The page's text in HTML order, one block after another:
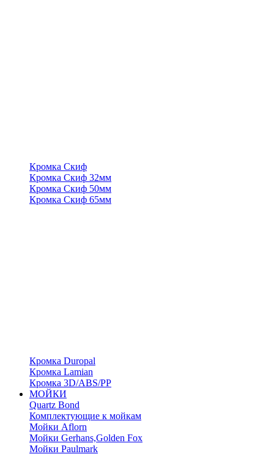
Кромка Скиф
Кромка Скиф 32мм
Кромка Скиф 50мм
Кромка Скиф 65мм
Кромка Duropal
Кромка Lamian
Кромка 3D/ABS/PP
МОЙКИ
Quartz Bond
Комплектующие к мойкам
Мойки Aflorn
Мойки Gerhans,Golden Fox
Мойки Paulmark